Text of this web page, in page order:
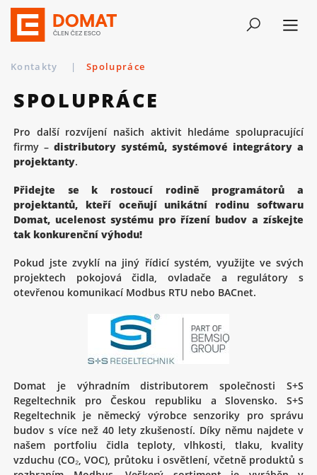
Kontakty | Spolupráce
SPOLUPRÁCE
Pro další rozvíjení našich aktivit hledáme spolupracující
firmy – distributory systémů, systémové integrátory a
projektanty.
Přidejte se k rostoucí rodině programátorů a
projektantů, kteří oceňují unikátní rodinu softwaru
Domat, ucelenost systému pro řízení budov a získejte
tak konkurenční výhodu!
Pokud jste zvyklí na jiný řídicí systém, využijte ve svých
projektech pokojová čidla, ovladače a regulátory s
otevřenou komunikací Modbus RTU nebo BACnet.
Domat je výhradním distributorem společnosti S+S
Regeltechnik pro Českou republiku a Slovensko. S+S
Regeltechnik je německý výrobce senzoriky pro správu
budov s více než 40 lety zkušeností. Díky němu najdete v
našem portfoliu čidla teploty, vlhkosti, tlaku, kvality
vzduchu (CO₂, VOC), průtoku i osvětlení, včetně produktů s